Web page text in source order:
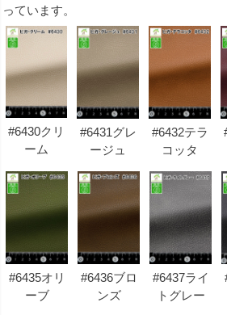
っています。
#6430クリ
ーム
#6431グレ
ージュ
#6432テラ
コッタ
#6435オリ
ーブ
#6436ブロ
ンズ
#6437ライ
トグレー